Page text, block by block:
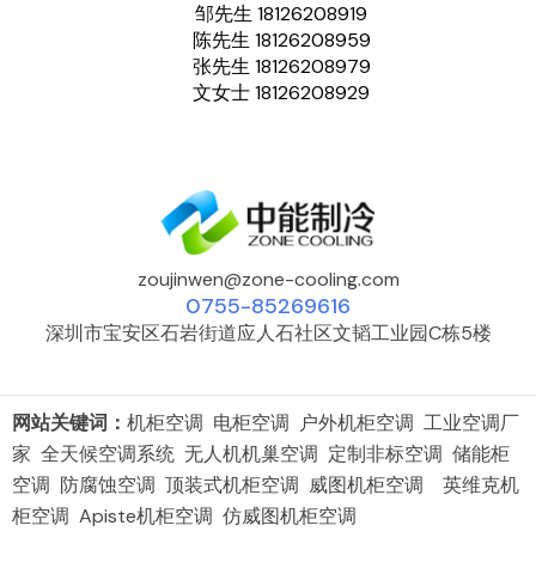
邹先生 18126208919
陈先生 18126208959
张先生 18126208979
文女士 18126208929
zoujinwen@zone-cooling.com
0755-85269616
深圳市宝安区石岩街道应人石社区文韬工业园C栋5楼
网站关键词： 机柜空调 电柜空调 户外机柜空调 工业空调厂
家 全天候空调系统 无人机机巢空调 定制非标空调 储能柜
空调 防腐蚀空调 顶装式机柜空调 威图机柜空调 英维克机
柜空调 Apiste机柜空调 仿威图机柜空调